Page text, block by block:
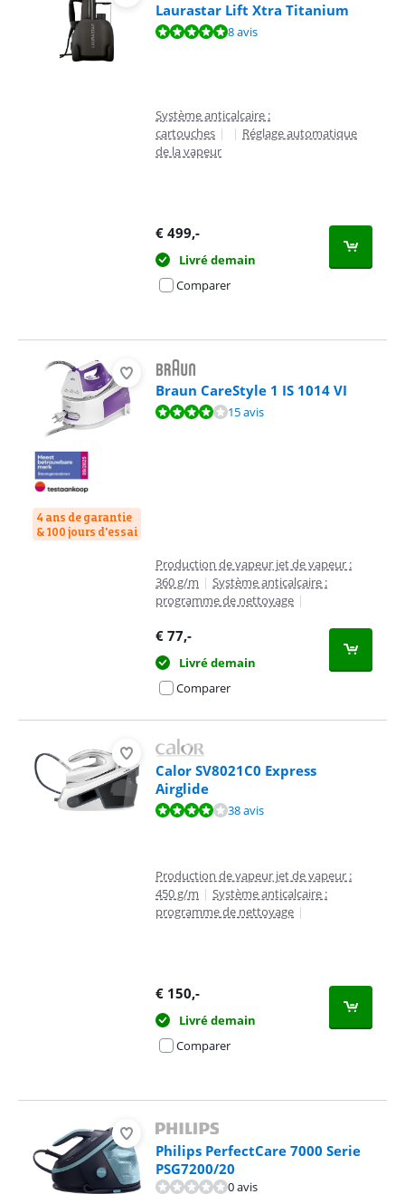
Laurastar Lift Xtra Titanium
La note est de 9,5 sur 10, basée sur 8 avis.8 avis
Système anticalcaire :
cartouches | | Réglage automatique
de la vapeur
€ 499,-
Livré demain
Comparer
4 ans de garantie
& 100 jours d'essai
Braun CareStyle 1 IS 1014 VI
La note est de 8,0 sur 10, basée sur 15 avis.15 avis
Production de vapeur jet de vapeur :
360 g/m | Système anticalcaire :
programme de nettoyage |
€ 77,-
Livré demain
Comparer
Calor SV8021C0 Express
Airglide
La note est de 8,1 sur 10, basée sur 38 avis.38 avis
Production de vapeur jet de vapeur :
450 g/m | Système anticalcaire :
programme de nettoyage |
€ 150,-
Livré demain
Comparer
Philips PerfectCare 7000 Serie
PSG7200/20
0 avis